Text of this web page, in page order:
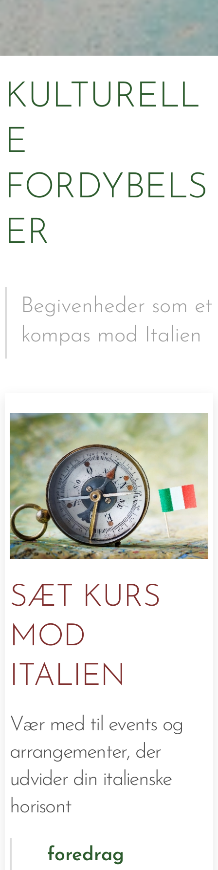
KULTURELL
E
FORDYBELS
ER
Begivenheder som et
kompas mod Italien
SÆT KURS
MOD
ITALIEN
Vær med til events og
arrangementer, der
udvider din italienske
horisont
foredrag